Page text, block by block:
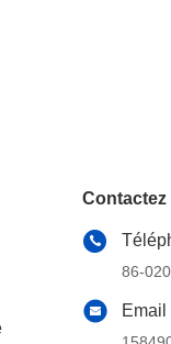
86-
Email